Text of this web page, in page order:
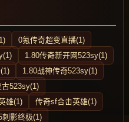
0氪传奇超变直播(1)
1.80传奇新开网523sy(1)
1.80战神传奇523sy(1)
523sy(1)
雄(1)
传奇sf合击英雄(1)
刺影终极(1)